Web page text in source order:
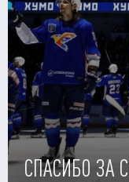
СПАСИБО ЗА